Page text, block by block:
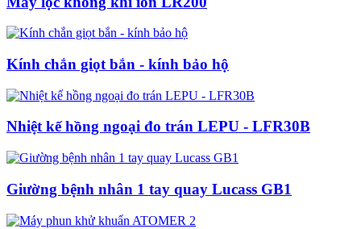
Kính chắn giọt bắn - kính bảo hộ
Nhiệt kế hồng ngoại đo trán LEPU - LFR30B
Giường bệnh nhân 1 tay quay Lucass GB1